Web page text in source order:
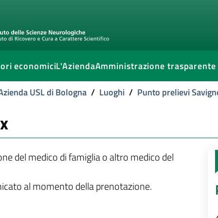
economiciL'AziendaAmministrazione trasparente
USL di Bologna / Luoghi / Punto prelievi
del medico di famiglia o altro medico del
al momento della prenotazione.